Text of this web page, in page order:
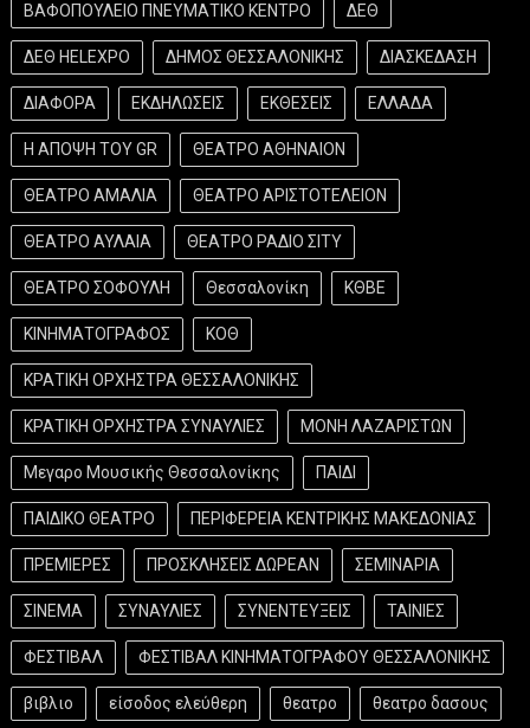
ΒΑΦΟΠΟΥΛΕΙΟ ΠΝΕΥΜΑΤΙΚΟ ΚΕΝΤΡΟ ΔΕΘ
ΔΕΘ HELEXPO ΔΗΜΟΣ ΘΕΣΣΑΛΟΝΙΚΗΣ ΔΙΑΣΚΕΔΑΣΗ
ΔΙΑΦΟΡΑ ΕΚΔΗΛΩΣΕΙΣ ΕΚΘΕΣΕΙΣ ΕΛΛΑΔΑ
Η ΑΠΟΨΗ ΤΟΥ GR ΘΕΑΤΡΟ ΑΘΗΝΑΙΟΝ
ΘΕΑΤΡΟ ΑΜΑΛΙΑ ΘΕΑΤΡΟ ΑΡΙΣΤΟΤΕΛΕΙΟΝ
ΘΕΑΤΡΟ ΑΥΛΑΙΑ ΘΕΑΤΡΟ ΡΑΔΙΟ ΣΙΤΥ
ΘΕΑΤΡΟ ΣΟΦΟΥΛΗ Θεσσαλονίκη ΚΘΒΕ
ΚΙΝΗΜΑΤΟΓΡΑΦΟΣ ΚΟΘ
ΚΡΑΤΙΚΗ ΟΡΧΗΣΤΡΑ ΘΕΣΣΑΛΟΝΙΚΗΣ
ΚΡΑΤΙΚΗ ΟΡΧΗΣΤΡΑ ΣΥΝΑΥΛΙΕΣ ΜΟΝΗ ΛΑΖΑΡΙΣΤΩΝ
Μεγαρο Μουσικής Θεσσαλονίκης ΠΑΙΔΙ
ΠΑΙΔΙΚΟ ΘΕΑΤΡΟ ΠΕΡΙΦΕΡΕΙΑ ΚΕΝΤΡΙΚΗΣ ΜΑΚΕΔΟΝΙΑΣ
ΠΡΕΜΙΕΡΕΣ ΠΡΟΣΚΛΗΣΕΙΣ ΔΩΡΕΑΝ ΣΕΜΙΝΑΡΙΑ
ΣΙΝΕΜΑ ΣΥΝΑΥΛΙΕΣ ΣΥΝΕΝΤΕΥΞΕΙΣ ΤΑΙΝΙΕΣ
ΦΕΣΤΙΒΑΛ ΦΕΣΤΙΒΑΛ ΚΙΝΗΜΑΤΟΓΡΑΦΟΥ ΘΕΣΣΑΛΟΝΙΚΗΣ
βιβλιο είσοδος ελεύθερη θεατρο θεατρο δασους